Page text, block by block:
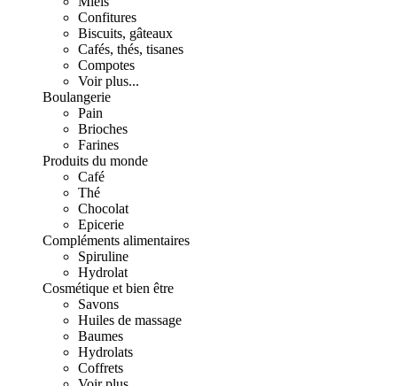
Confitures
Biscuits, gâteaux
Cafés, thés, tisanes
Compotes
Voir plus...
Boulangerie
Pain
Brioches
Farines
Produits du monde
Café
Thé
Chocolat
Epicerie
Compléments alimentaires
Spiruline
Hydrolat
Cosmétique et bien être
Savons
Huiles de massage
Baumes
Hydrolats
Coffrets